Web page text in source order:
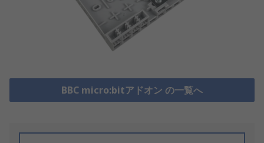
BBC micro:bitアドオン の一覧へ